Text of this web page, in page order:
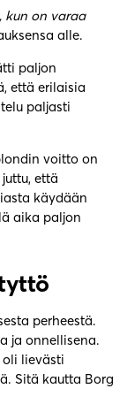
kun on varaa
alle.
paljon
että erilaisia
paljasti
voitto on
että
käydään
aika paljon
perheestä.
ja onnellisena.
lievästi
Sitä kautta Borg